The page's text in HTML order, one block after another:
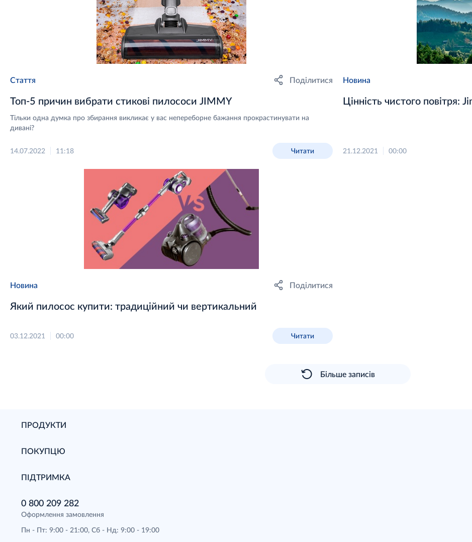
Стаття Поділитися
Топ-5 причин вибрати стикові пилососи JIMMY
Тільки одна думка про збирання викликає у вас непереборне бажання прокрастинувати на
дивані?
14.07.2022 11:18 Читати
Новина
Цінність чистого повітря:
21.12.2021 00:00
Новина Поділитися
Який пилосос купити: традиційний чи вертикальний
03.12.2021 00:00 Читати
Більше записів
ПРОДУКТИ
ПОКУПЦЮ
ПІДТРИМКА
0 800 209 282
Оформлення замовлення
Пн - Пт: 9:00 - 21:00, Сб - Нд: 9:00 - 19:00